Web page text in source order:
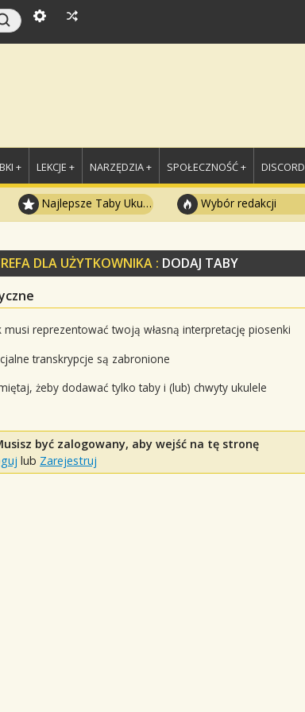
+ LEKCJE + NARZĘDZIA + SPOŁECZNOŚĆ + DISCORD
Najlepsze Taby Ukulele Wybór redakcji
DLA UŻYTKOWNIKA : DODAJ TABY
musi reprezentować twoją własną interpretację piosenki
transkrypcje są zabronione
żeby dodawać tylko taby i (lub) chwyty ukulele
być zalogowany, aby wejść na tę stronę
lub Zarejestruj